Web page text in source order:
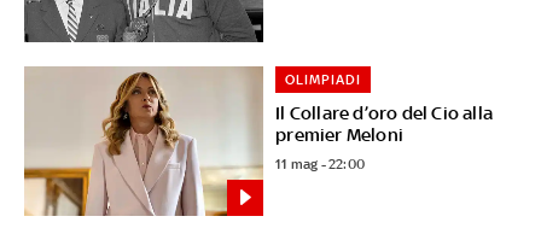
Il Collare d’oro del Cio alla
premier Meloni
OLIMPIADI
11 mag - 22:00